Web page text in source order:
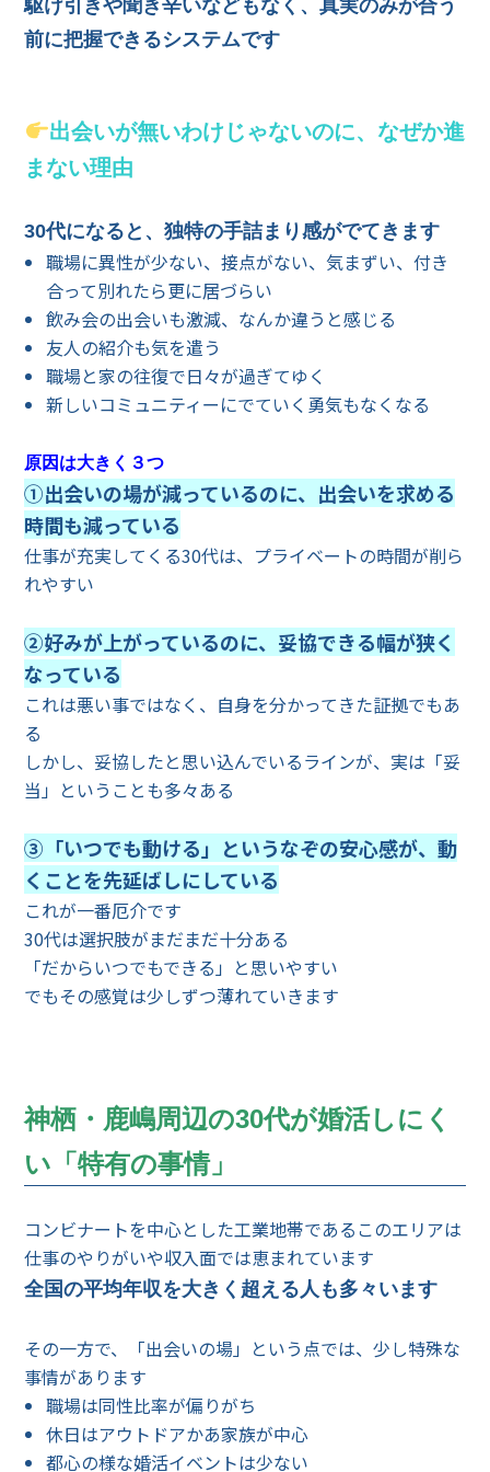
駆け引きや聞き辛いなどもなく、真実のみが合う
前に把握できるシステムです
出会いが無いわけじゃないのに、なぜか進
まない理由
30代になると、独特の手詰まり感がでてきます
職場に異性が少ない、接点がない、気まずい、付き
合って別れたら更に居づらい
飲み会の出会いも激減、なんか違うと感じる
友人の紹介も気を遣う
職場と家の往復で日々が過ぎてゆく
新しいコミュニティーにでていく勇気もなくなる
原因は大きく３つ
①出会いの場が減っているのに、出会いを求める
時間も減っている
仕事が充実してくる30代は、プライベートの時間が削ら
れやすい
②好みが上がっているのに、妥協できる幅が狭く
なっている
これは悪い事ではなく、自身を分かってきた証拠でもあ
る
しかし、妥協したと思い込んでいるラインが、実は「妥
当」ということも多々ある
③「いつでも動ける」というなぞの安心感が、動
くことを先延ばしにしている
これが一番厄介です
30代は選択肢がまだまだ十分ある
「だからいつでもできる」と思いやすい
でもその感覚は少しずつ薄れていきます
神栖・鹿嶋周辺の30代が婚活しにく
い「特有の事情」
コンビナートを中心とした工業地帯であるこのエリアは
仕事のやりがいや収入面では恵まれています
全国の平均年収を大きく超える人も多々います
その一方で、「出会いの場」という点では、少し特殊な
事情があります
職場は同性比率が偏りがち
休日はアウトドアかあ家族が中心
都心の様な婚活イベントは少ない